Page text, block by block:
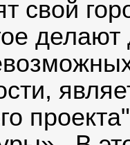
свой
делают